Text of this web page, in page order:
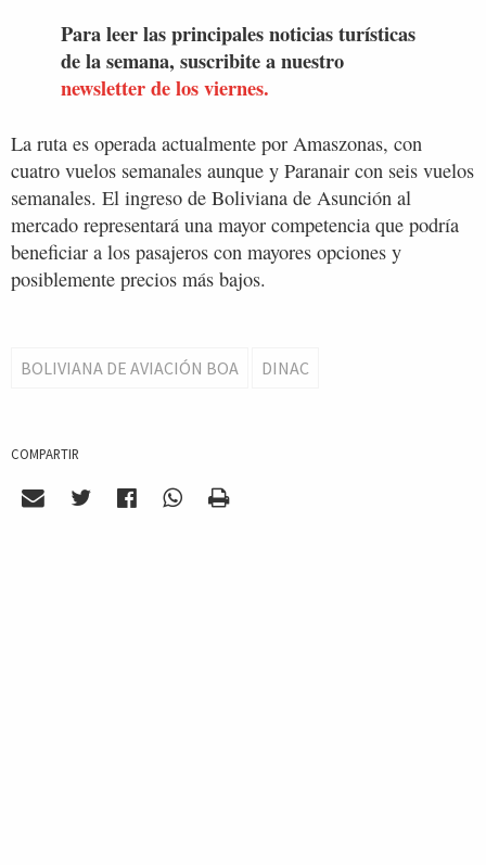
Para leer las principales noticias turísticas
de la semana, suscribite a nuestro
newsletter de los viernes.
La ruta es operada actualmente por Amaszonas, con
cuatro vuelos semanales aunque y Paranair con seis vuelos
semanales. El ingreso de Boliviana de Asunción al
mercado representará una mayor competencia que podría
beneficiar a los pasajeros con mayores opciones y
posiblemente precios más bajos.
BOLIVIANA DE AVIACIÓN BOA DINAC
COMPARTIR